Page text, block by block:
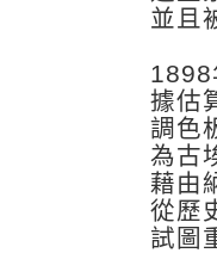
並且被
1898年
據估算
調色板
為古埃
藉由納
從歷史
試圖重